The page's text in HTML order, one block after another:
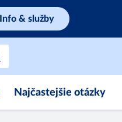
Info & služby
Najčastejšie otázky